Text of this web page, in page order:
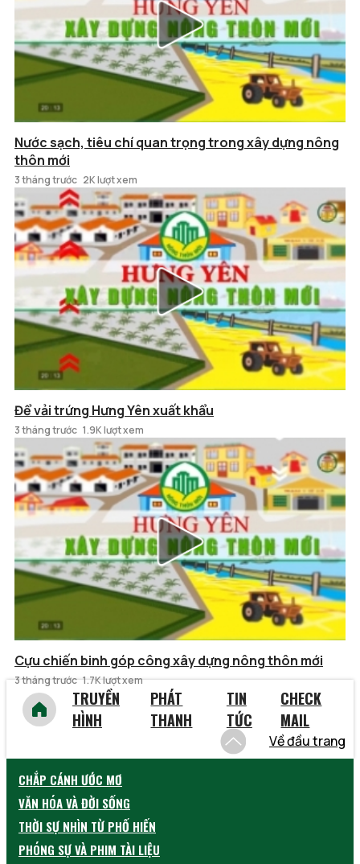
Nước sạch, tiêu chí quan trọng trong xây dựng nông
thôn mới
3 tháng trước 2K lượt xem
Để vải trứng Hưng Yên xuất khẩu
3 tháng trước 1.9K lượt xem
Cựu chiến binh góp công xây dựng nông thôn mới
3 tháng trước 1.7K lượt xem
TRUYỀN
HÌNH
PHÁT
THANH
TIN
TỨC
CHECK
MAIL
Về đầu trang
CHẮP CÁNH ƯỚC MƠ
VĂN HÓA VÀ ĐỜI SỐNG
THỜI SỰ NHÌN TỪ PHỐ HIẾN
PHÓNG SỰ VÀ PHIM TÀI LIỆU